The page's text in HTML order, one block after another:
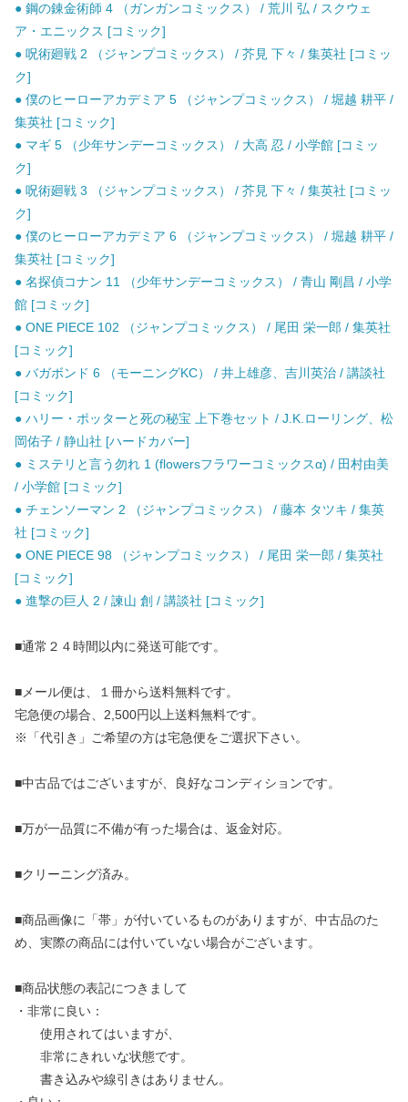
● 鋼の錬金術師 4 （ガンガンコミックス） / 荒川 弘 / スクウェ
ア・エニックス [コミック]
● 呪術廻戦 2 （ジャンプコミックス） / 芥見 下々 / 集英社 [コミッ
ク]
● 僕のヒーローアカデミア 5 （ジャンプコミックス） / 堀越 耕平 /
集英社 [コミック]
● マギ 5 （少年サンデーコミックス） / 大高 忍 / 小学館 [コミッ
ク]
● 呪術廻戦 3 （ジャンプコミックス） / 芥見 下々 / 集英社 [コミッ
ク]
● 僕のヒーローアカデミア 6 （ジャンプコミックス） / 堀越 耕平 /
集英社 [コミック]
● 名探偵コナン 11 （少年サンデーコミックス） / 青山 剛昌 / 小学
館 [コミック]
● ONE PIECE 102 （ジャンプコミックス） / 尾田 栄一郎 / 集英社
[コミック]
● バガボンド 6 （モーニングKC） / 井上雄彦、吉川英治 / 講談社
[コミック]
● ハリー・ポッターと死の秘宝 上下巻セット / J.K.ローリング、松
岡佑子 / 静山社 [ハードカバー]
● ミステリと言う勿れ 1 (flowersフラワーコミックスα) / 田村由美
/ 小学館 [コミック]
● チェンソーマン 2 （ジャンプコミックス） / 藤本 タツキ / 集英
社 [コミック]
● ONE PIECE 98 （ジャンプコミックス） / 尾田 栄一郎 / 集英社
[コミック]
● 進撃の巨人 2 / 諫山 創 / 講談社 [コミック]
■通常２４時間以内に発送可能です。
■メール便は、１冊から送料無料です。
宅急便の場合、2,500円以上送料無料です。
※「代引き」ご希望の方は宅急便をご選択下さい。
■中古品ではございますが、良好なコンディションです。
■万が一品質に不備が有った場合は、返金対応。
■クリーニング済み。
■商品画像に「帯」が付いているものがありますが、中古品のた
め、実際の商品には付いていない場合がございます。
■商品状態の表記につきまして
・非常に良い：
使用されてはいますが、
非常にきれいな状態です。
書き込みや線引きはありません。